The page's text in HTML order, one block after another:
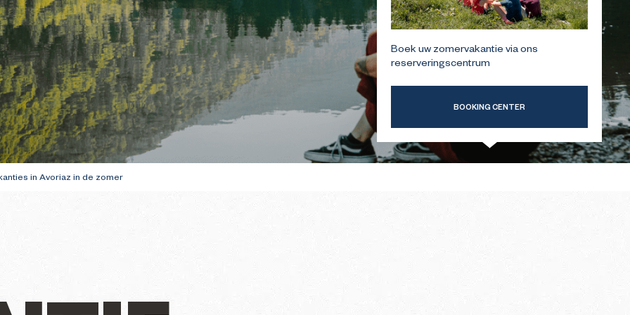
GIDS VOOR UW EERSTE
BEZOEK IN DE WINTER
GIDS VOOR UW EERSTE
BEZOEK IN DE ZOMER
te bereiden
Boek uw zomervakantie via ons
reserveringscentrum
BOOKING CENTER
in Avoriaz in de zomer